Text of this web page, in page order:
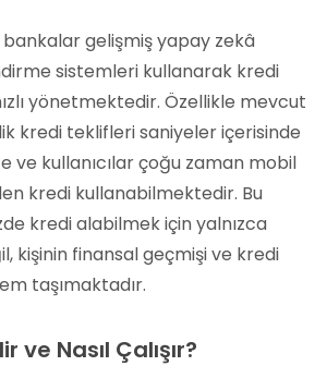
bankalar gelişmiş yapay zekâ
sistemleri kullanarak kredi
yönetmektedir. Özellikle mevcut
kredi teklifleri saniyeler içerisinde
ve kullanıcılar çoğu zaman mobil
kredi kullanabilmektedir. Bu
kredi alabilmek için yalnızca
kişinin finansal geçmişi ve kredi
taşımaktadır.
ve Nasıl Çalışır?